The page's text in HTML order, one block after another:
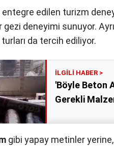
entegre edilen turizm
deneyimi sunuyor.
'Böyle Beton